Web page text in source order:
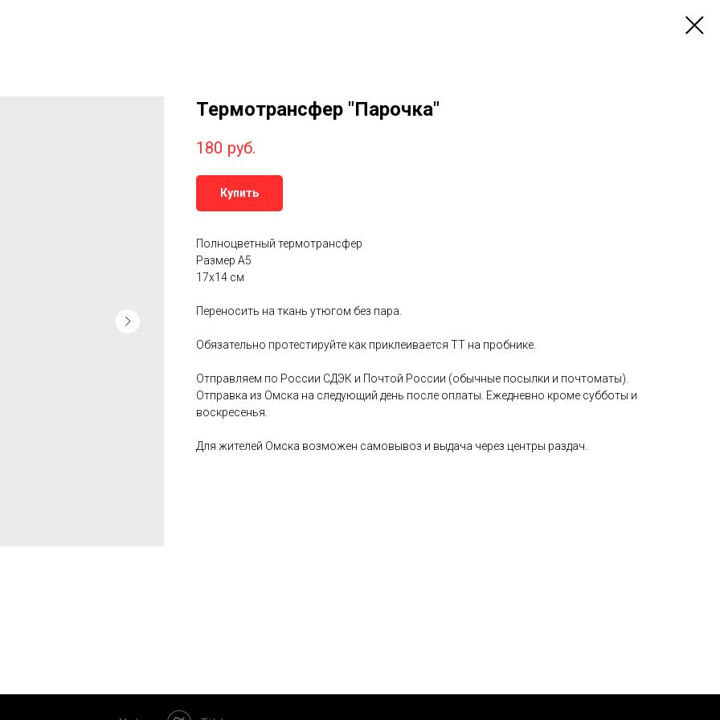
Термотрансфер "Парочка"
180 руб.
Купить
Полноцветный термотрансфер
Размер А5
17х14 см
Переносить на ткань утюгом без пара.
Обязательно протестируйте как приклеивается ТТ на пробнике.
Отправляем по России СДЭК и Почтой России (обычные посылки и почтоматы).
Отправка из Омска на следующий день после оплаты. Ежедневно кроме субботы и
воскресенья.
Для жителей Омска возможен самовывоз и выдача через центры раздач.